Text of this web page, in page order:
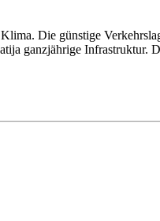
Die günstige
ganzjährige Infrastruktur.